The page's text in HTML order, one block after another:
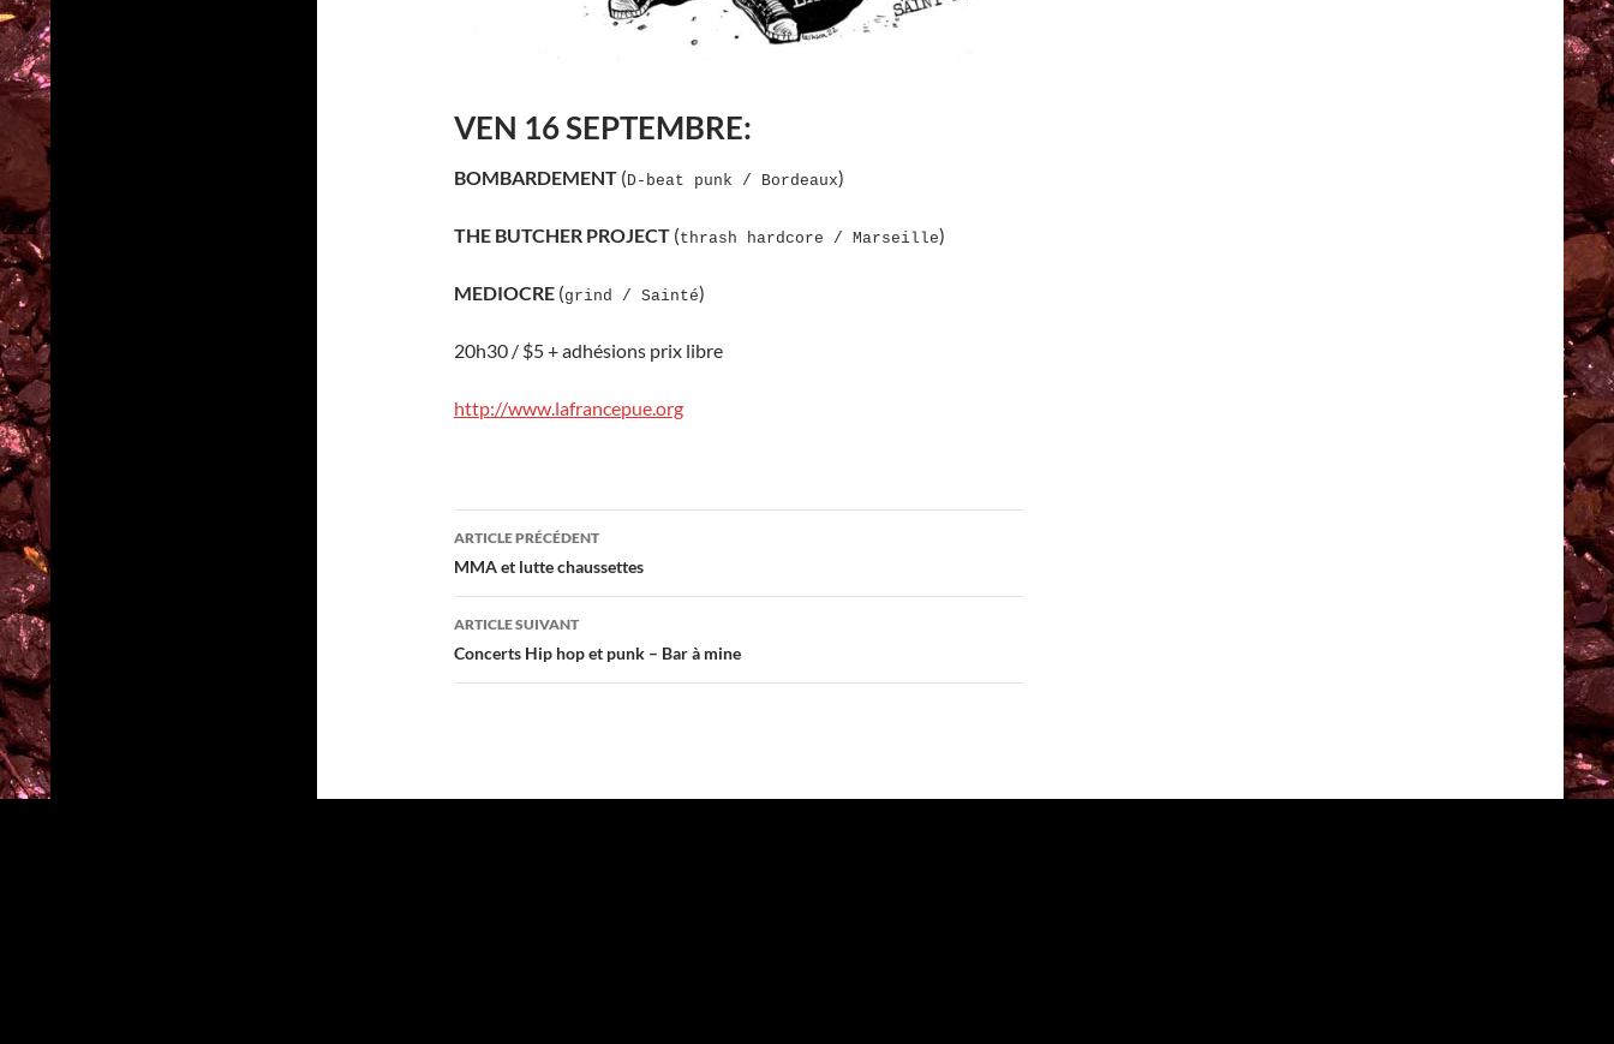
VEN 16 SEPTEMBRE:
BOMBARDEMENT (D-beat punk / Bordeaux)
THE BUTCHER PROJECT (thrash hardcore / Marseille)
MEDIOCRE (grind / Sainté)
20h30 / $5 + adhésions prix libre
http://www.lafrancepue.org
Navigation
des
articles
ARTICLE PRÉCÉDENT
MMA et lutte chaussettes
ARTICLE SUIVANT
Concerts Hip hop et punk – Bar à mine